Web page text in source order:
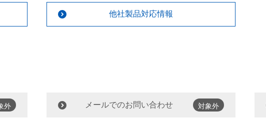
他社製品対応情報
外 メールでのお問い合わせ 対象外